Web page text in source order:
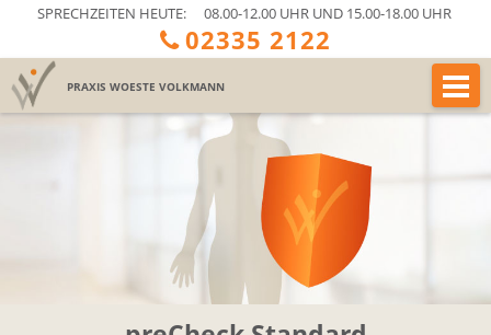
SPRECHZEITEN HEUTE: 08.00-12.00 UHR UND 15.00-18.00 UHR
02335 2122
PRAXIS WOESTE VOLKMANN